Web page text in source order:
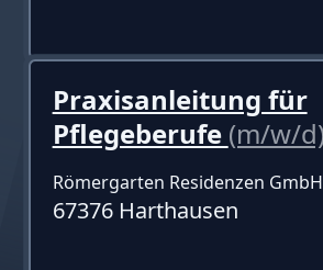
Praxisanleitung für
Pflegeberufe (m/w/
Römergarten Residenzen GmbH
67376 Harthausen